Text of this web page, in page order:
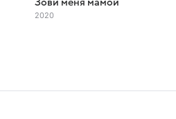
2020